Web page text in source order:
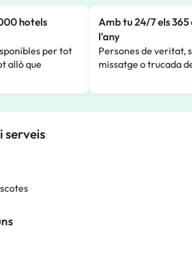
hotels
per tot
allò que
Amb tu 24/7 els 365
l'any
Persones de veritat,
missatge o trucada
serveis